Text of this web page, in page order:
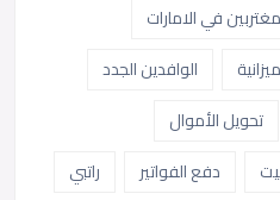
في الامارات
الوافدين الجدد
تحويل الأموال
دفع الفواتير
راتبي